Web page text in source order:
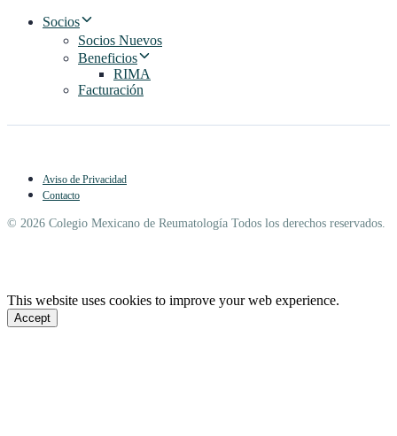
Socios
Socios Nuevos
Beneficios
RIMA
Facturación
Aviso de Privacidad
Contacto
© 2026 Colegio Mexicano de Reumatología Todos los derechos reservados.
This website uses cookies to improve your web experience.
Accept